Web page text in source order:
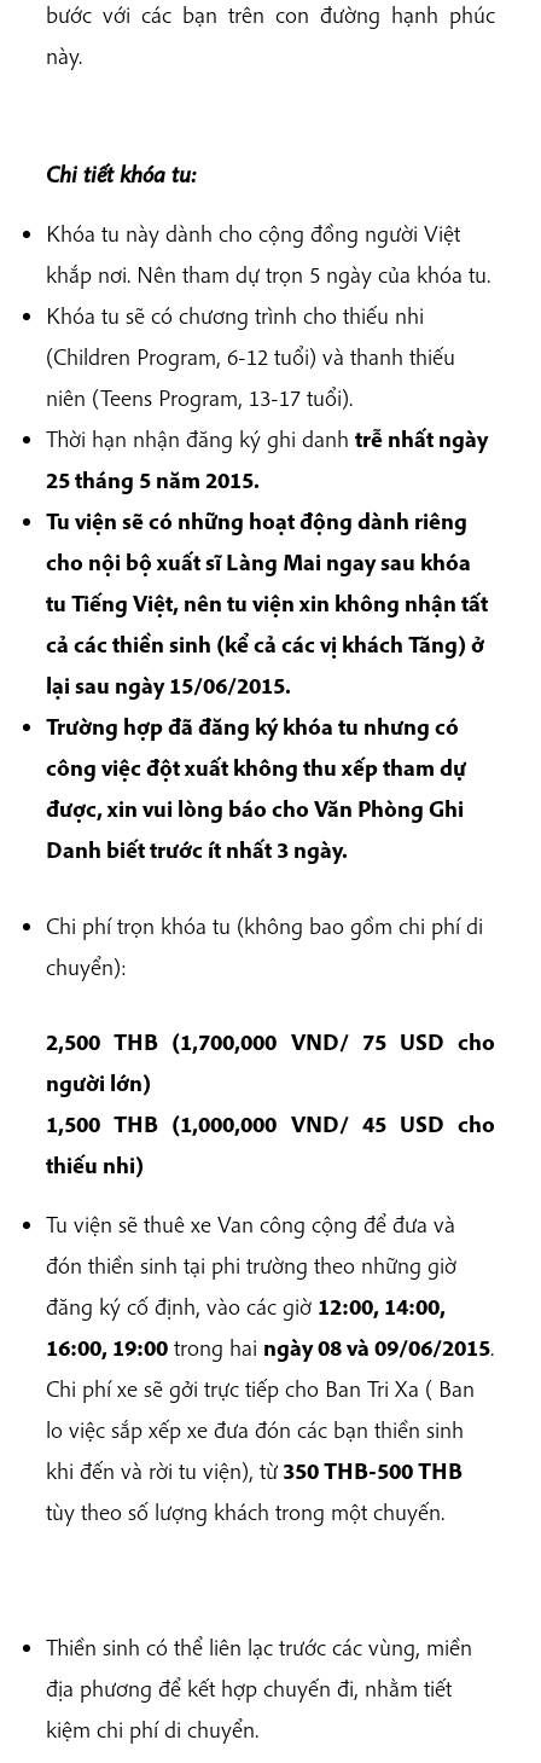
bước với các bạn trên con đường hạnh phúc
này.
Chi tiết khóa tu:
Khóa tu này dành cho cộng đồng người Việt
khắp nơi. Nên tham dự trọn 5 ngày của khóa tu.
Khóa tu sẽ có chương trình cho thiếu nhi
(Children Program, 6-12 tuổi) và thanh thiếu
niên (Teens Program, 13-17 tuổi).
Thời hạn nhận đăng ký ghi danh trễ nhất ngày
25 tháng 5 năm 2015.
Tu viện sẽ có những hoạt động dành riêng
cho nội bộ xuất sĩ Làng Mai ngay sau khóa
tu Tiếng Việt, nên tu viện xin không nhận tất
cả các thiền sinh (kể cả các vị khách Tăng) ở
lại sau ngày 15/06/2015.
Trường hợp đã đăng ký khóa tu nhưng có
công việc đột xuất không thu xếp tham dự
được, xin vui lòng báo cho Văn Phòng Ghi
Danh biết trước ít nhất 3 ngày.
Chi phí trọn khóa tu (không bao gồm chi phí di
chuyển):
2,500 THB (1,700,000 VND/ 75 USD cho
người lớn)
1,500 THB (1,000,000 VND/ 45 USD cho
thiếu nhi)
Tu viện sẽ thuê xe Van công cộng để đưa và
đón thiền sinh tại phi trường theo những giờ
đăng ký cố định, vào các giờ 12:00, 14:00,
16:00, 19:00 trong hai ngày 08 và 09/06/2015.
Chi phí xe sẽ gởi trực tiếp cho Ban Tri Xa ( Ban
lo việc sắp xếp xe đưa đón các bạn thiền sinh
khi đến và rời tu viện), từ 350 THB-500 THB
tùy theo số lượng khách trong một chuyến.
Thiền sinh có thể liên lạc trước các vùng, miền
địa phương để kết hợp chuyến đi, nhằm tiết
kiệm chi phí di chuyển.